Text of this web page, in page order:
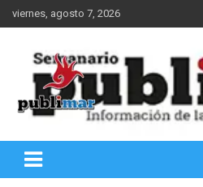
Saltar
al
viernes, agosto 7, 2026
PubliMar